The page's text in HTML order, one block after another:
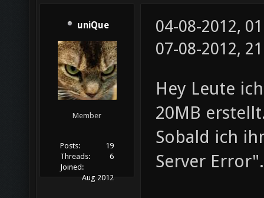
uniQue
Member
Posts:
19
Threads:
6
Joined:
Aug 2012
04-08-2012,
07-08-2012,
Hey Leute
20MB
Sobald ich
Server Error".